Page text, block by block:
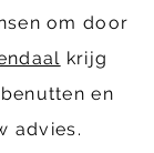
om door
krijg
en
advies.